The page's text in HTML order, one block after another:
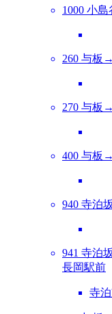
1000 小
260 与板
270 与板
400 与板
940 寺泊
941 寺泊
長岡駅前
寺